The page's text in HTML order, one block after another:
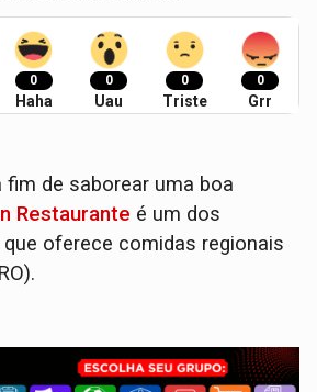
0
Haha
0
Uau
0
Triste
0
Grr
fim de saborear uma boa
Restaurante é um dos
oferece comidas regionais